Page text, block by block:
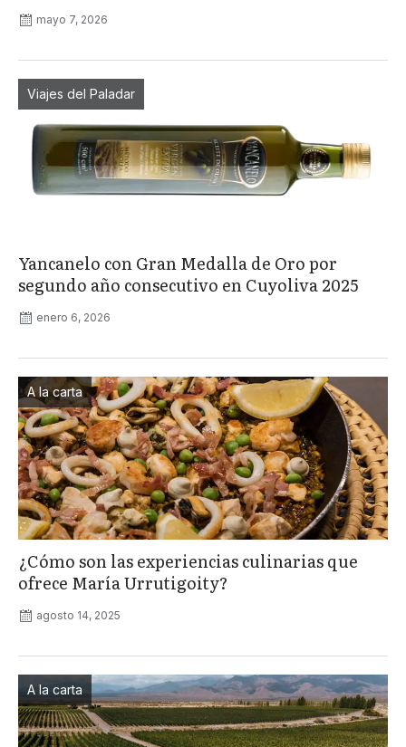
mayo 7, 2026
Viajes del Paladar
Yancanelo con Gran Medalla de Oro por
segundo año consecutivo en Cuyoliva 2025
enero 6, 2026
A la carta
¿Cómo son las experiencias culinarias que
ofrece María Urrutigoity?
agosto 14, 2025
A la carta